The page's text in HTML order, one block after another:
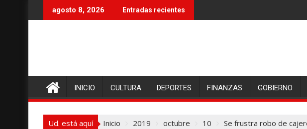
r
n
e
agosto 8, 2026 Entradas recientes
INICIO CULTURA DEPORTES FINANZAS GOBIERNO
Ud. está aquí Inicio 2019 octubre 10 Se frustra robo de